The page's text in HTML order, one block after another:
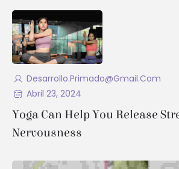
Abril 23, 2024
Desarrollo.primado@gmail.com
Yoga Can Help You Release
Nervousness